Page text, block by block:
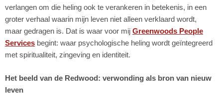
verlangen om die heling ook te verankeren in betekenis, in een
groter verhaal waarin mijn leven niet alleen verklaard wordt,
maar gedragen is. Dat is waar voor mij Greenwoods People
Services begint: waar psychologische heling wordt geïntegreerd
met spiritualiteit, zingeving en identiteit.
Het beeld van de Redwood: verwonding als bron van nieuw
leven